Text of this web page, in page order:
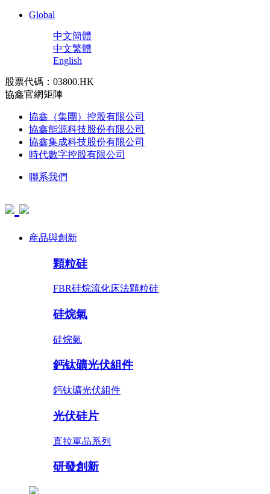
Global
中文簡體
中文繁體
English
股票代碼：03800.HK
協鑫官網矩陣
協鑫（集團）控股有限公司
協鑫能源科技股份有限公司
協鑫集成科技股份有限公司
時代數字控股有限公司
聯系我們
産品與創新
顆粒硅
FBR硅烷流化床法顆粒硅
硅烷氣
硅烷氣
鈣钛礦光伏組件
鈣钛礦光伏組件
光伏硅片
直拉單晶系列
研發創新